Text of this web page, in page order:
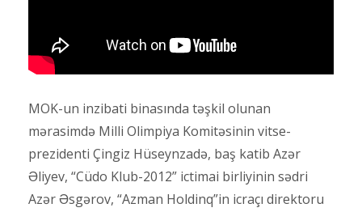
MOK-un inzibati binasında təşkil olunan
mərasimdə Milli Olimpiya Komitəsinin vitse-
prezidenti Çingiz Hüseynzadə, baş katib Azər
Əliyev, “Cüdo Klub-2012” ictimai birliyinin sədri
Azər Əsgərov, “Azman Holdinq”in icraçı direktoru